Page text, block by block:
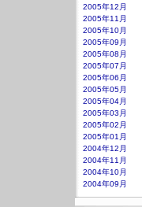
2005年12月
2005年11月
2005年10月
2005年09月
2005年08月
2005年07月
2005年06月
2005年05月
2005年04月
2005年03月
2005年02月
2005年01月
2004年12月
2004年11月
2004年10月
2004年09月